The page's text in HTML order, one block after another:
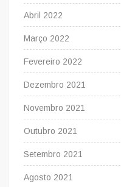
Abril 2022
Março 2022
Fevereiro 2022
Dezembro 2021
Novembro 2021
Outubro 2021
Setembro 2021
Agosto 2021